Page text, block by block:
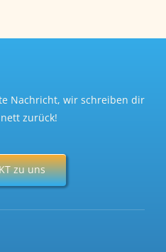
Nachricht, wir schreiben dir
zurück!
zu uns